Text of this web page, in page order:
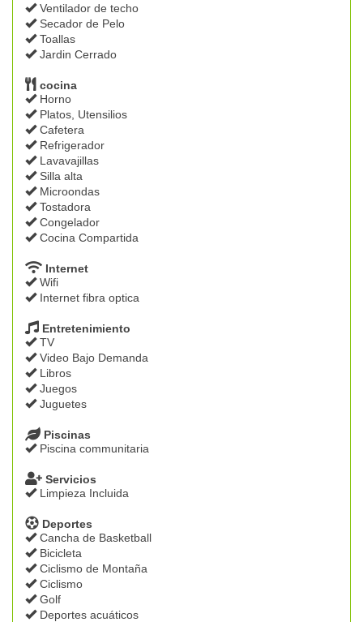
Ventilador de techo
Secador de Pelo
Toallas
Jardin Cerrado
cocina
Horno
Platos, Utensilios
Cafetera
Refrigerador
Lavavajillas
Silla alta
Microondas
Tostadora
Congelador
Cocina Compartida
Internet
Wifi
Internet fibra optica
Entretenimiento
TV
Video Bajo Demanda
Libros
Juegos
Juguetes
Piscinas
Piscina communitaria
Servicios
Limpieza Incluida
Deportes
Cancha de Basketball
Bicicleta
Ciclismo de Montaña
Ciclismo
Golf
Deportes acuáticos